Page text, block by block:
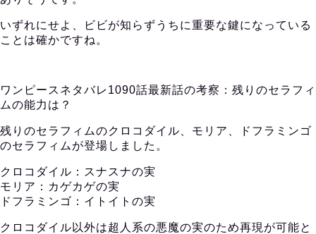
いずれにせよ、ビビが知らずうちに重要な鍵になっている
ことは確かですね。
ワンピースネタバレ1090話最新話の考察：残りのセラフィ
ムの能力は？
残りのセラフィムのクロコダイル、モリア、ドフラミンゴ
のセラフィムが登場しました。
クロコダイル：スナスナの実
モリア：カゲカゲの実
ドフラミンゴ：イトイトの実
クロコダイル以外は超人系の悪魔の実のため再現が可能と